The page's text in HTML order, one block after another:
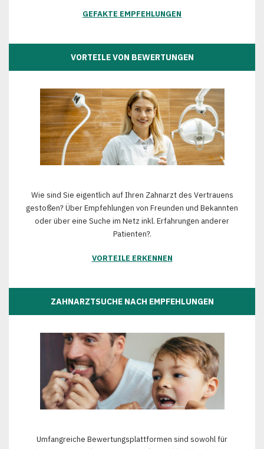
GEFAKTE EMPFEHLUNGEN
VORTEILE VON BEWERTUNGEN
Wie sind Sie eigentlich auf Ihren Zahnarzt des Vertrauens
gestoßen? Über Empfehlungen von Freunden und Bekannten
oder über eine Suche im Netz inkl. Erfahrungen anderer
Patienten?.
VORTEILE ERKENNEN
ZAHNARZTSUCHE NACH EMPFEHLUNGEN
Umfangreiche Bewertungsplattformen sind sowohl für